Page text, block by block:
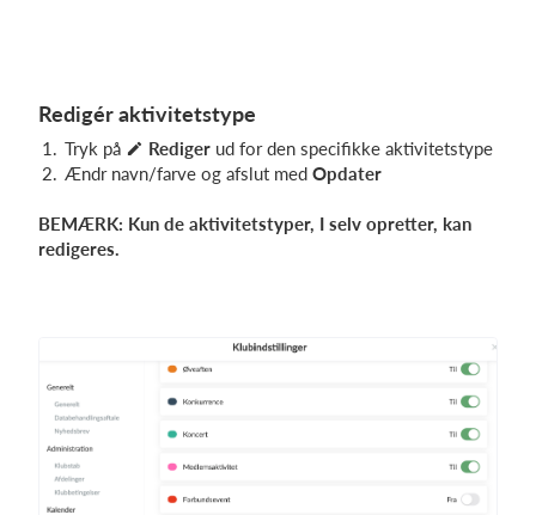
Redigér aktivitetstype
Tryk på Rediger ud for den specifikke aktivitetstype
Ændr navn/farve og afslut med Opdater
BEMÆRK: Kun de aktivitetstyper, I selv opretter, kan
redigeres.